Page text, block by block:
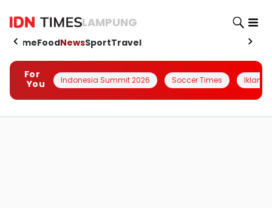
LAMPUNG
HomeFoodNewsSportTravel
For
You
Indonesia Summit 2026 Soccer Times Iklanin